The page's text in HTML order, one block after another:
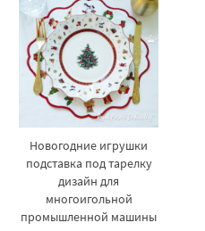
Новогодние игрушки
подставка под тарелку
дизайн для
многоигольной
промышленной машины